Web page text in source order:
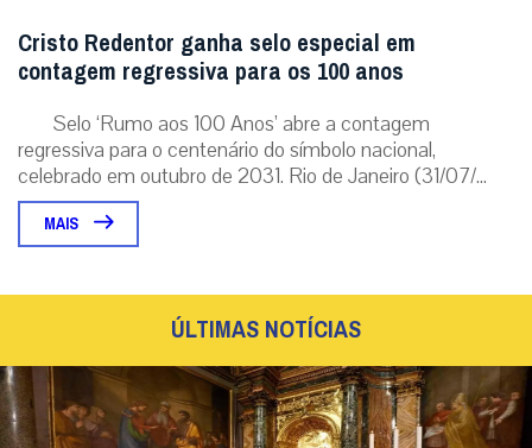
Cristo Redentor ganha selo especial em
contagem regressiva para os 100 anos
Selo ‘Rumo aos 100 Anos’ abre a contagem
regressiva para o centenário do símbolo nacional,
celebrado em outubro de 2031. Rio de Janeiro (31/07/...
MAIS
ÚLTIMAS NOTÍCIAS